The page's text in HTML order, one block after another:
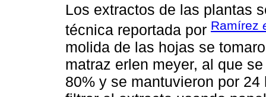
Los extractos de las plantas
técnica reportada por Ramírez
molida de las hojas se
matraz erlen meyer, al que
80% y se mantuvieron por